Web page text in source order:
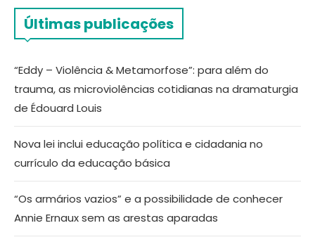
Últimas publicações
“Eddy – Violência & Metamorfose”: para além do
trauma, as microviolências cotidianas na dramaturgia
de Édouard Louis
Nova lei inclui educação política e cidadania no
currículo da educação básica
“Os armários vazios” e a possibilidade de conhecer
Annie Ernaux sem as arestas aparadas